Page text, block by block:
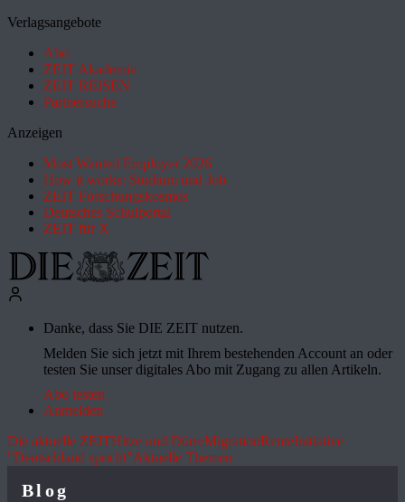
Verlagsangebote
Abo
ZEIT Akademie
ZEIT REISEN
Partnersuche
Anzeigen
Most Wanted Employer 2026
How it works: Studium und Job
ZEIT Forschungskosmos
Deutsches Schulportal
ZEIT für X
Danke, dass Sie DIE ZEIT nutzen.
Melden Sie sich jetzt mit Ihrem bestehenden Account an oder
testen Sie unser digitales Abo mit Zugang zu allen Artikeln.
Abo testen
Anmelden
Die aktuelle ZEITHitze und DürreMigrationRenteInitiative
"Deutschland spricht"Aktuelle Themen
Blog